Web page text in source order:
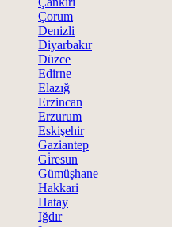
Çorum
Denizli
Diyarbakır
Düzce
Edirne
Elazığ
Erzincan
Erzurum
Eskişehir
Gaziantep
Gi̇resun
Gümüşhane
Hakkari
Hatay
Iğdır